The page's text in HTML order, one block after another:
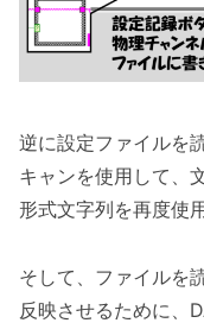
逆に設定ファイルを
キャンを使用して、
形式文字列を再度使
そして、ファイルを
反映させるために、